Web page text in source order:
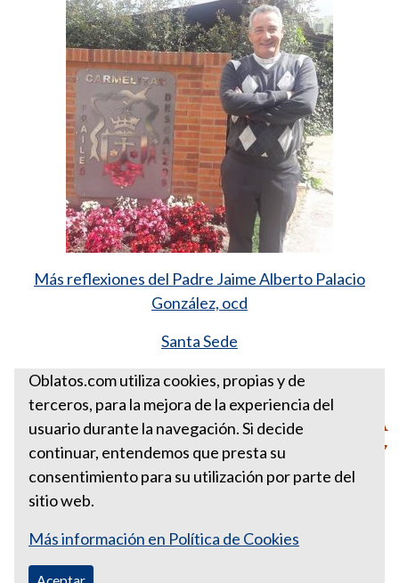
Más reflexiones del Padre Jaime Alberto Palacio
González, ocd
Santa Sede
PARA ESTA SEMANA
NOVIEMBRE 13 DE 2017
Oblatos.com utiliza cookies, propias y de
terceros, para la mejora de la experiencia del
usuario durante la navegación. Si decide
continuar, entendemos que presta su
consentimiento para su utilización por parte del
sitio web.
Más información en Política de Cookies